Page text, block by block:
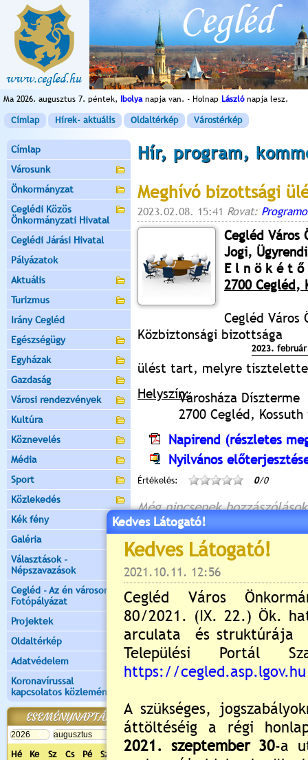
Ma 2026. augusztus 7. péntek, Ibolyanapja van. - Holnap Lászlónapja lesz.
Címlap Hírek- aktuális Oldaltérkép Várostérkép
Címlap
Városunk
Önkormányzat
Ceglédi Közös
Önkormányzati Hivatal
Ceglédi Járási Hivatal
Pályázatok
Aktuális
Turizmus
Irány Cegléd
Egészségügy
Egyházak
Gazdaság
Városi rendezvények
Kultúra
Köznevelés
Média
Sport
Közlekedés
Kék fény
Galéria
Választások -
Népszavazások
Cegléd - Az én városom -
Fotópályázat
Projektek
Oldaltérkép
Adatvédelem
Koronavírussal
kapcsolatos közlemények
ESEMÉNYNAPTÁR
Hé Ke Sz Cs Pé Sz
Va
Hír, program,
Meghívó bizottsági
2023.02.08. 15:41 Rovat:
Cegléd Város
Jogi,
E l n ö k é t ő
2700 Cegléd,
Cegléd Város
Közbiztonsági bizottsága
2023.
ülést tart, melyre
Helyszín:Városháza Díszterme
2700 Cegléd,
Napirend (részletes
Nyilvános
Értékelés: 0/0
Még nincsenek hozzászólások
Új hozzászólás:
Kérjük jelentkezzen be,
Kedves Látogató!